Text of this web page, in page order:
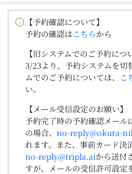
【予約確認について】
予約の確認はこちらから
【旧システムでのご予約につ
3/23より、予約システムを切
ムでのご予約については、
こ
い。
【メール受信設定のお願い】
予約完了時の予約確認メール
の場合、 no-reply@okura-
れます。また、事前カード決
no-reply@tripla.aiから送付
すが、メールの受信許可設定